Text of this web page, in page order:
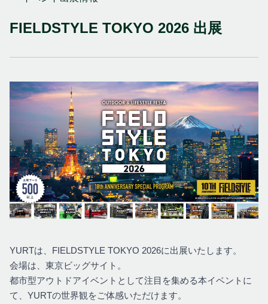
FIELDSTYLE TOKYO 2026 出展
YURTは、FIELDSTYLE TOKYO 2026に出展いたします。
会場は、東京ビッグサイト。
都市型アウトドアイベントとして注目を集める本イベントに
て、YURTの世界観をご体感いただけます。